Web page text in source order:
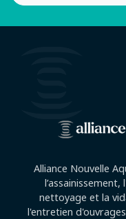
Alliance Nouvelle
nettoyage et la
l'entretien